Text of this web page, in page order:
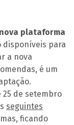
plataforma
disponíveis para
a nova
é um
de setembro
seguintes
ficando